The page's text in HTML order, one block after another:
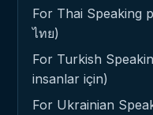
For Thai Speaking
ไทย)
For Turkish
insanlar için)
For Ukrainian